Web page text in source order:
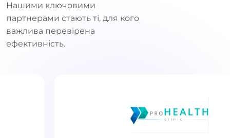
Нашими ключовими
партнерами стають ті, для кого
важлива перевірена
ефективність.